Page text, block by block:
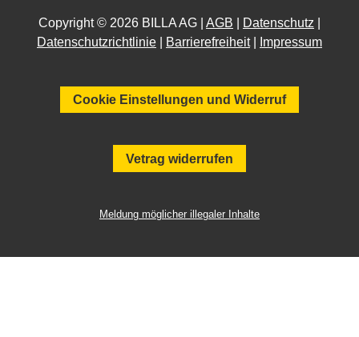
Copyright © 2026 BILLA AG | AGB Datenschutz
Datenschutzrichtlinie
Barrierefreiheit| Impressum
Cookie Einstellungen und Widerruf
Vetrag widerrufen
Meldung möglicher illegaler Inhalte